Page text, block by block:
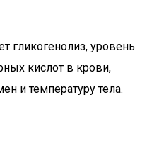
гликогенолиз, уровень
кислот в крови,
и температуру тела.